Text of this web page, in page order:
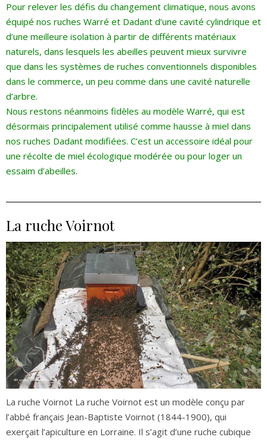
Pour relever les défis du changement climatique, nous avons
équipé nos ruches Warré et Dadant d’une cavité cylindrique et
d’une meilleure isolation à partir de différents matériaux
naturels, dans lesquels les abeilles peuvent mieux survivre
que dans les systèmes de ruches conventionnels disponibles
dans le commerce, un peu comme dans une cavité naturelle
d’arbre.
Nous restons néanmoins fidèles au modèle Warré, qui est
désormais principalement utilisé comme hausse à miel dans
nos ruches Dadant modifiées. C’est un accessoire idéal pour
une récolte de miel écologique modérée ou pour loger un
essaim d’abeilles.
La ruche Voirnot
La ruche Voirnot La ruche Voirnot est un modèle conçu par
l’abbé français Jean-Baptiste Voirnot (1844-1900), qui
exerçait l’apiculture en Lorraine. Il s’agit d’une ruche cubique